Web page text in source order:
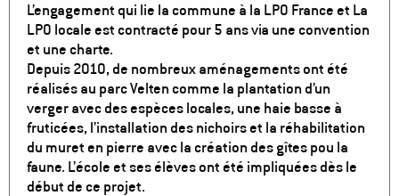
L’engagement qui lie la commune à la LPO France et La
LPO locale est contracté pour 5 ans via une convention
et une charte.
Depuis 2010, de nombreux aménagements ont été
réalisés au parc Velten comme la plantation d’un
verger avec des espèces locales, une haie basse à
fruticées, l’installation des nichoirs et la réhabilitation
du muret en pierre avec la création des gîtes pou la
faune. L’école et ses élèves ont été impliquées dès le
début de ce projet.